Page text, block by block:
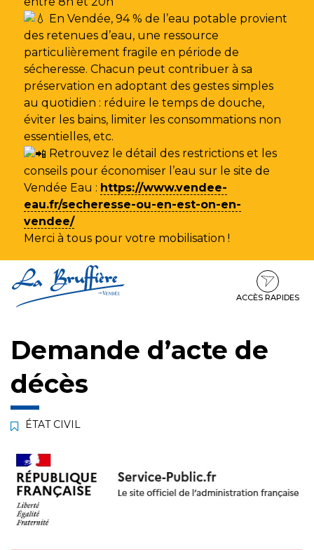
En Vendée, 94 % de l’eau potable provient
des retenues d’eau, une ressource
particulièrement fragile en période de
sécheresse. Chacun peut contribuer à sa
préservation en adoptant des gestes simples
au quotidien : réduire le temps de douche,
éviter les bains, limiter les consommations non
essentielles, etc.
Retrouvez le détail des restrictions et les
conseils pour économiser l’eau sur le site de
Vendée Eau : https://www.vendee-
eau.fr/secheresse-ou-en-est-on-en-
vendee/
Merci à tous pour votre mobilisation !
au
contenu
au
ACCÈS RAPIDES
Demande d’acte de
décès
ÉTAT CIVIL